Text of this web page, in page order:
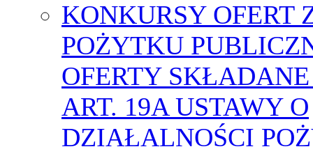
KONKURSY OFERT
POŻYTKU
OFERTY
ART. 19A USTAWY O
DZIAŁALNOŚCI